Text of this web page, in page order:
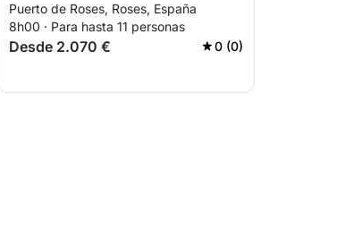
Puerto de Roses, Roses, España
8h00 · Para hasta 11 personas
Desde 2.070 € 0 (0)